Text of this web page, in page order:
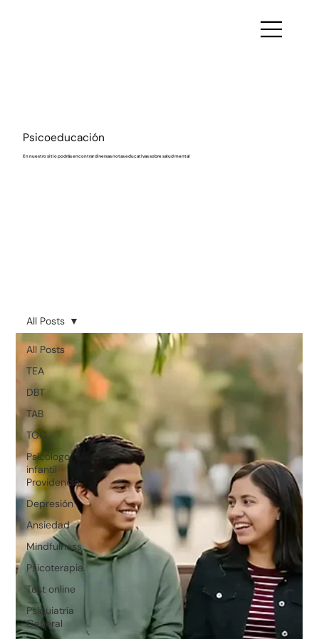
Psicoeducación
En nuestro sitio podrás encontrar diversas notas educativas sobre salud mental
All Posts
TEA
DBT
TAB
TOC
Psicólogo
infantil
Providencia
Depresión
Ansiedad
Mindfulness
Psicoterapia
Test online
Psiquiatría
General
All Posts